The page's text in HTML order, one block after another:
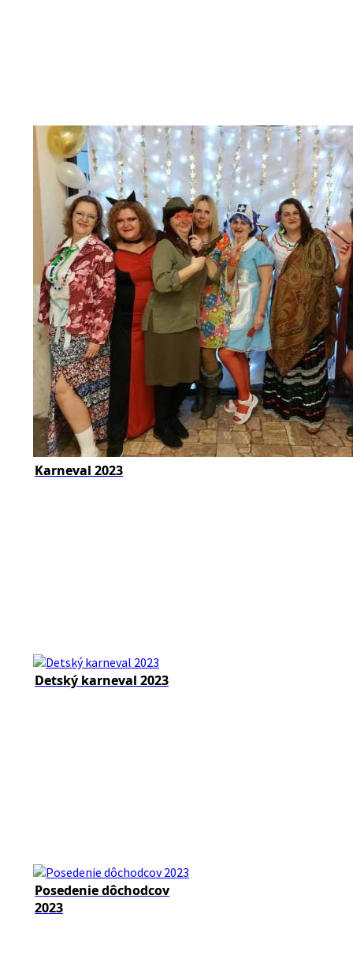
Karneval 2023
Detský karneval 2023
Posedenie dôchodcov
2023